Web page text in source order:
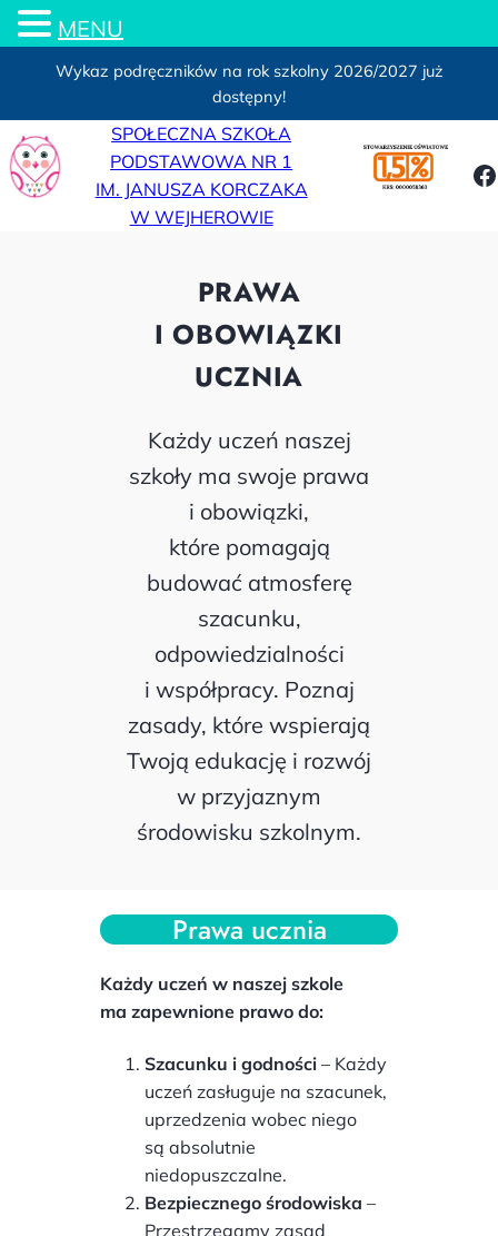
Wykaz podręczników na rok szkolny 2026/2027 już
dostępny!
Przejdź
do
treści
SPOŁECZNA SZKOŁA
PODSTAWOWA NR 1
IM. JANUSZA KORCZAKA
W WEJHEROWIE
PRAWA
I OBOWIĄZKI
UCZNIA
Każdy uczeń naszej
szkoły ma swoje prawa
i obowiązki,
które pomagają
budować atmosferę
szacunku,
odpowiedzialności
i współpracy. Poznaj
zasady, które wspierają
Twoją edukację i rozwój
w przyjaznym
środowisku szkolnym.
Prawa ucznia
Każdy uczeń w naszej szkole
ma zapewnione prawo do:
Szacunku i godności– Każdy
uczeń zasługuje na szacunek,
uprzedzenia wobec niego
są absolutnie
niedopuszczalne.
Bezpiecznego środowiska –
Przestrzegamy zasad
MENU